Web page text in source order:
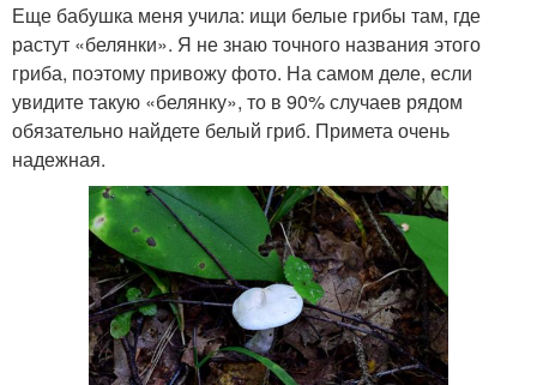
Еще бабушка меня учила: ищи белые грибы там, где
растут «белянки». Я не знаю точного названия этого
гриба, поэтому привожу фото. На самом деле, если
увидите такую «белянку», то в 90% случаев рядом
обязательно найдете белый гриб. Примета очень
надежная.